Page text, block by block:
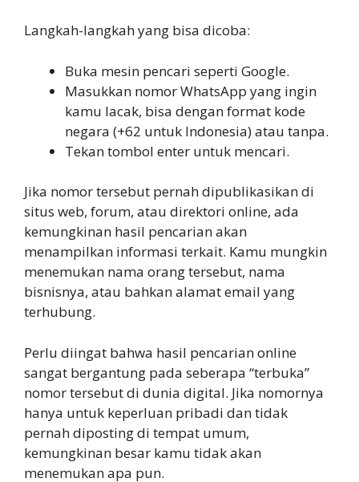
Langkah-langkah yang bisa dicoba:
Buka mesin pencari seperti Google.
Masukkan nomor WhatsApp yang ingin
kamu lacak, bisa dengan format kode
negara (+62 untuk Indonesia) atau tanpa.
Tekan tombol enter untuk mencari.
Jika nomor tersebut pernah dipublikasikan di
situs web, forum, atau direktori online, ada
kemungkinan hasil pencarian akan
menampilkan informasi terkait. Kamu mungkin
menemukan nama orang tersebut, nama
bisnisnya, atau bahkan alamat email yang
terhubung.
Perlu diingat bahwa hasil pencarian online
sangat bergantung pada seberapa “terbuka”
nomor tersebut di dunia digital. Jika nomornya
hanya untuk keperluan pribadi dan tidak
pernah diposting di tempat umum,
kemungkinan besar kamu tidak akan
menemukan apa pun.